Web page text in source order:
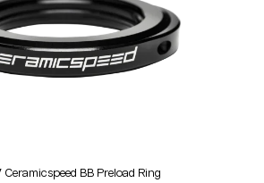
Ceramicspeed BB Preload Ring